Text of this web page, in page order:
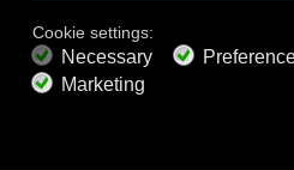
capire.
Se ne soffri